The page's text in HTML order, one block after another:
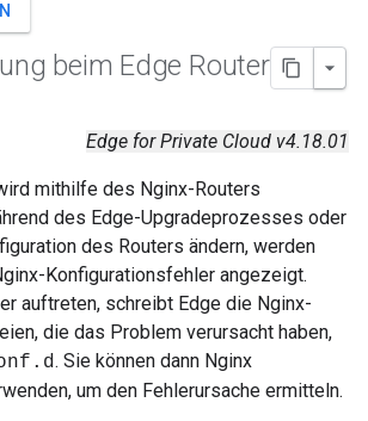
beim Edge Router
Edge for Private Cloud v4.18.01
mithilfe des Nginx-Routers
des Edge-Upgradeprozesses oder
des Routers ändern, werden
Konfigurationsfehler angezeigt.
auftreten, schreibt Edge die Nginx-
die das Problem verursacht haben,
. Sie können dann Nginx
um den Fehlerursache ermitteln.